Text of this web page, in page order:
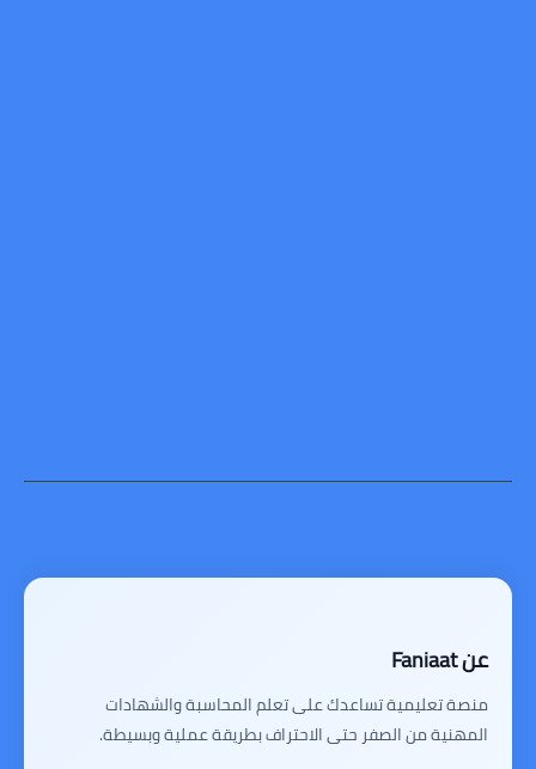
عن Faniaat
منصة تعليمية تساعدك على تعلم المحاسبة والشهادات
المهنية من الصفر حتى الاحتراف بطريقة عملية وبسيطة.